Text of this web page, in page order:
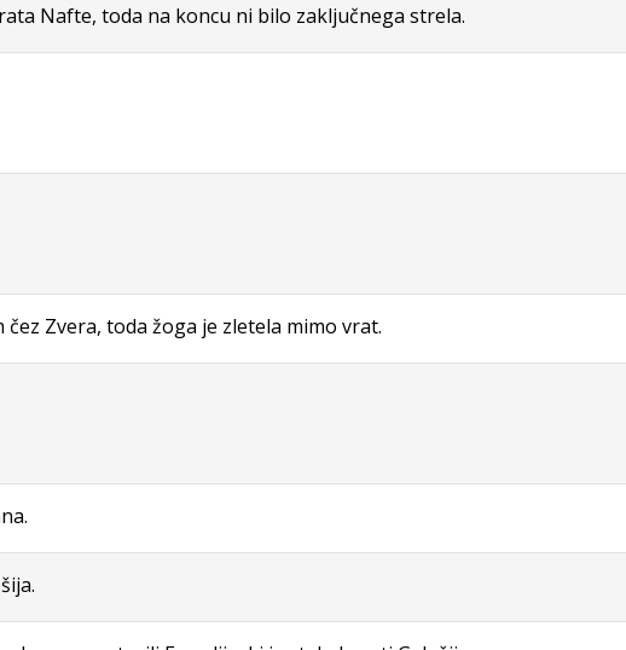
Nafte, toda na koncu ni bilo zaključnega strela.
Zvera, toda žoga je zletela mimo vrat.